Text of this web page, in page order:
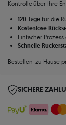
Kontrolle über Ihre
120 Tage für die
Kostenlose
Einfacher
Schnelle
Bestellen, zu Hause
SICHERE